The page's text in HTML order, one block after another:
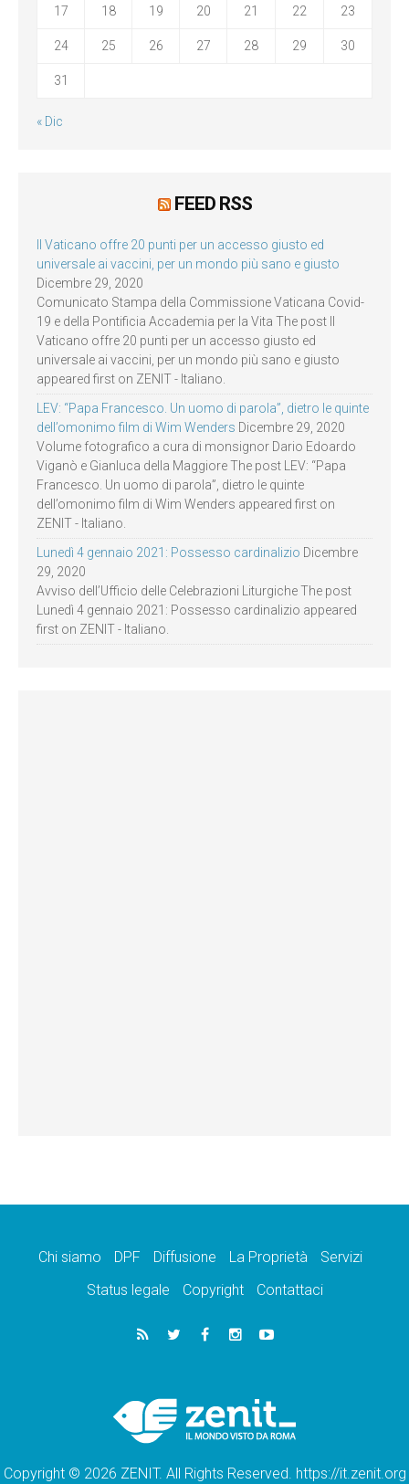
17 18 19 20 21 22 23
24 25 26 27 28 29 30
31
« Dic
FEED RSS
Il Vaticano offre 20 punti per un accesso giusto ed
universale ai vaccini, per un mondo più sano e giusto
Dicembre 29, 2020
Comunicato Stampa della Commissione Vaticana Covid-
19 e della Pontificia Accademia per la Vita The post Il
Vaticano offre 20 punti per un accesso giusto ed
universale ai vaccini, per un mondo più sano e giusto
appeared first on ZENIT - Italiano.
LEV: “Papa Francesco. Un uomo di parola”, dietro le quinte
dell’omonimo film di Wim Wenders Dicembre 29, 2020
Volume fotografico a cura di monsignor Dario Edoardo
Viganò e Gianluca della Maggiore The post LEV: “Papa
Francesco. Un uomo di parola”, dietro le quinte
dell’omonimo film di Wim Wenders appeared first on
ZENIT - Italiano.
Lunedì 4 gennaio 2021: Possesso cardinalizio Dicembre
29, 2020
Avviso dell’Ufficio delle Celebrazioni Liturgiche The post
Lunedì 4 gennaio 2021: Possesso cardinalizio appeared
first on ZENIT - Italiano.
Chi siamo DPF Diffusione La Proprietà
Servizi
Status legale
Copyright Contattaci
Copyright © 2026 ZENIT. All Rights Reserved. https://it.zenit.org